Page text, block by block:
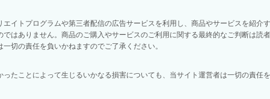
イトプログラムや第三者配信の広告サービスを利用し、商品やサービスを紹
はありません。商品のご購入やサービスのご利用に関する最終的なご判断は読
切の責任を負いかねますのでご了承ください。
たことによって生じるいかなる損害についても、当サイト運営者は一切の責任